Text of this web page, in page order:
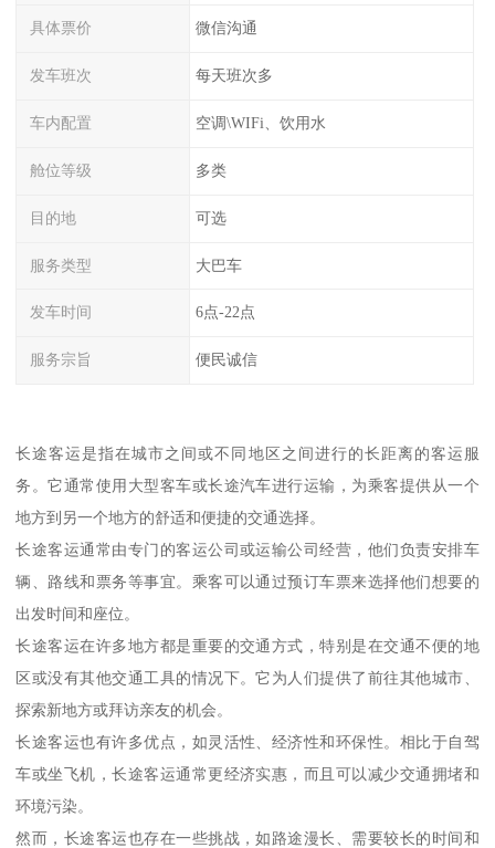
具体票价 微信沟通
发车班次 每天班次多
车内配置 空调\WIFi、饮用水
舱位等级 多类
目的地 可选
服务类型 大巴车
发车时间 6点-22点
服务宗旨 便民诚信
长途客运是指在城市之间或不同地区之间进行的长距离的客运服
务。它通常使用大型客车或长途汽车进行运输，为乘客提供从一个
地方到另一个地方的舒适和便捷的交通选择。
长途客运通常由专门的客运公司或运输公司经营，他们负责安排车
辆、路线和票务等事宜。乘客可以通过预订车票来选择他们想要的
出发时间和座位。
长途客运在许多地方都是重要的交通方式，特别是在交通不便的地
区或没有其他交通工具的情况下。它为人们提供了前往其他城市、
探索新地方或拜访亲友的机会。
长途客运也有许多优点，如灵活性、经济性和环保性。相比于自驾
车或坐飞机，长途客运通常更经济实惠，而且可以减少交通拥堵和
环境污染。
然而，长途客运也存在一些挑战，如路途漫长、需要较长的时间和